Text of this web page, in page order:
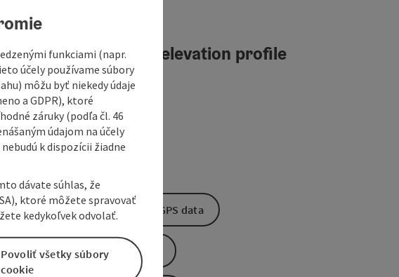
Interactive elevation profile
Download GPS data
Create PDF
funkciami (napr.
účely používame súbory
môžu byť niekedy údaje
a GDPR), ktoré
záruky (podľa čl. 46
údajom na účely
k dispozícii žiadne
dávate súhlas, že
ktoré môžete spravovať
kedykoľvek odvolať.
Povoliť všetky súbory
cookie